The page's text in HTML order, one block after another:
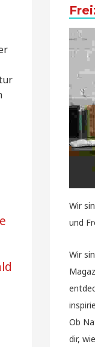
Wir
und
Wir
Ob
dir,